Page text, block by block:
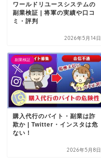
ワールドリユースシステムの
副業検証 | 将軍の実績や口コ
ミ・評判
2026年5月14日
副業検証
購入代行のバイト・副業は詐
欺か | Twitter・インスタは危
ない！
2026年5月8日